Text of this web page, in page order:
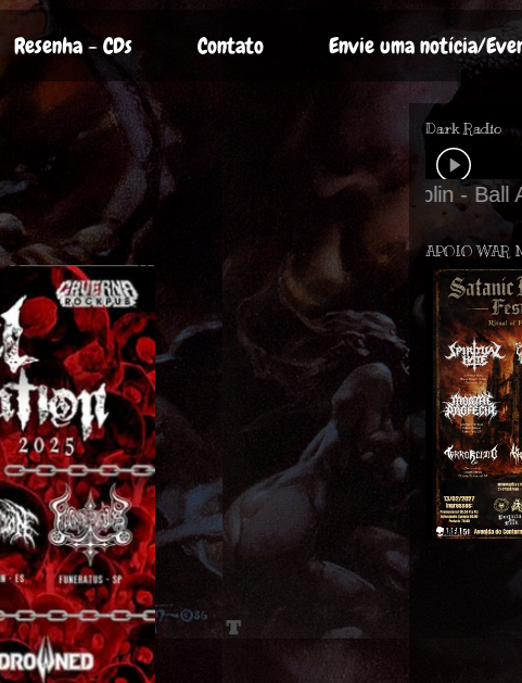
Resenha - CDs Contato Envie uma notícia/
Dark Radio
APOIO WAR